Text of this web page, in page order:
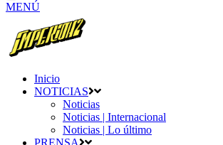
MENÚ
Inicio
NOTICIAS
Noticias
Noticias | Internacional
Noticias | Lo último
PRENSA